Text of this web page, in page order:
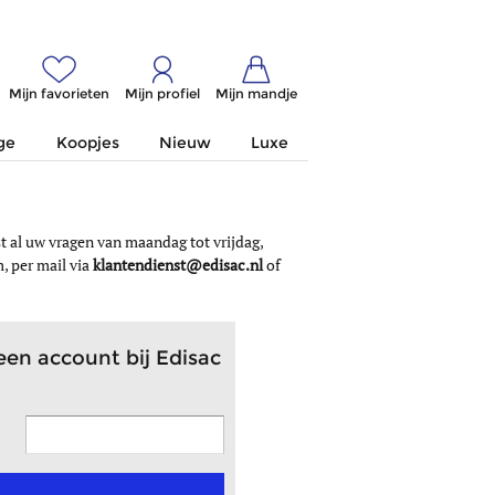
Mijn favorieten Mijn profiel Mijn mandje
Koopjes Nieuw Luxe
uw vragen van maandag tot vrijdag,
per mail via klantendienst@edisac.nlof
account bij Edisac